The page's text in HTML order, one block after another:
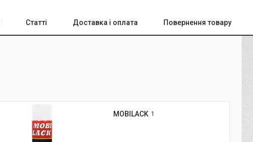
Статті Доставка і оплата Повернення товару
MOBILACK 1